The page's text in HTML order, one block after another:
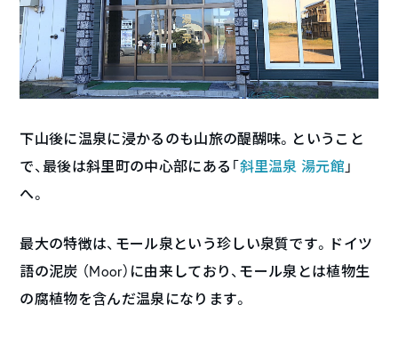
下山後に温泉に浸かるのも山旅の醍醐味。ということ
で、最後は斜里町の中心部にある「斜里温泉 湯元館 」
へ。
最大の特徴は、モール泉という珍しい泉質です。ドイツ
語の泥炭 （Moor）に由来しており、モール泉とは植物生
の腐植物を含んだ温泉になります。